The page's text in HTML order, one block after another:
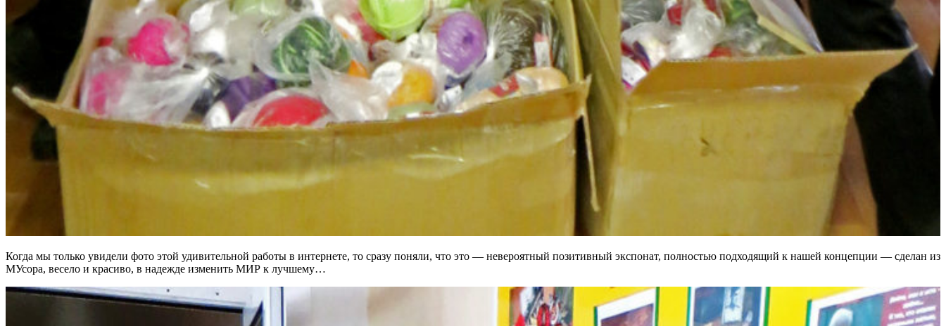
Когда мы только увидели фото этой удивительной работы в интернете, то сразу поняли, что это — невероятный позитивный экспонат, полностью подходящий к нашей концепции — сделан из
МУсора, весело и красиво, в надежде изменить МИР к лучшему…